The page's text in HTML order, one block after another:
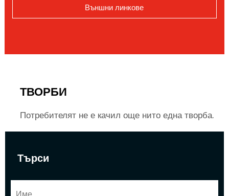
Търси
Външни линкове
ТВОРБИ
Потребителят не е качил още нито една творба.